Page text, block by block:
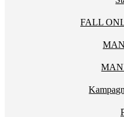
FALL